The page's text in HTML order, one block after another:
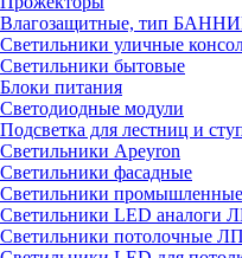
Влагозащитные, тип
Светильники уличные
Светильники бытовые
Блоки питания
Светодиодные модули
Подсветка для лестниц и
Светильники Apeyron
Светильники фасадные
Светильники
Светильники LED аналоги
Светильники потолочные